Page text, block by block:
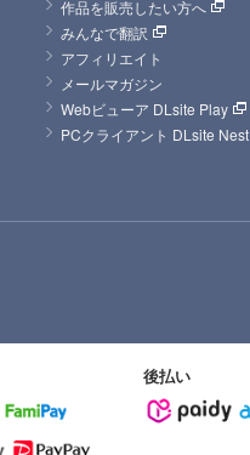
作品を販売したい方へ
みんなで翻訳
アフィリエイト
メールマガジン
Webビューア DLsite Play
PCクライアント DLsite Nest
後払い